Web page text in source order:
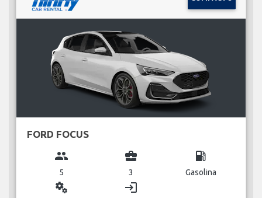
FORD FOCUS
group
5
business_center
3
local_gas_station
Gasolina
miscellaneous_services login